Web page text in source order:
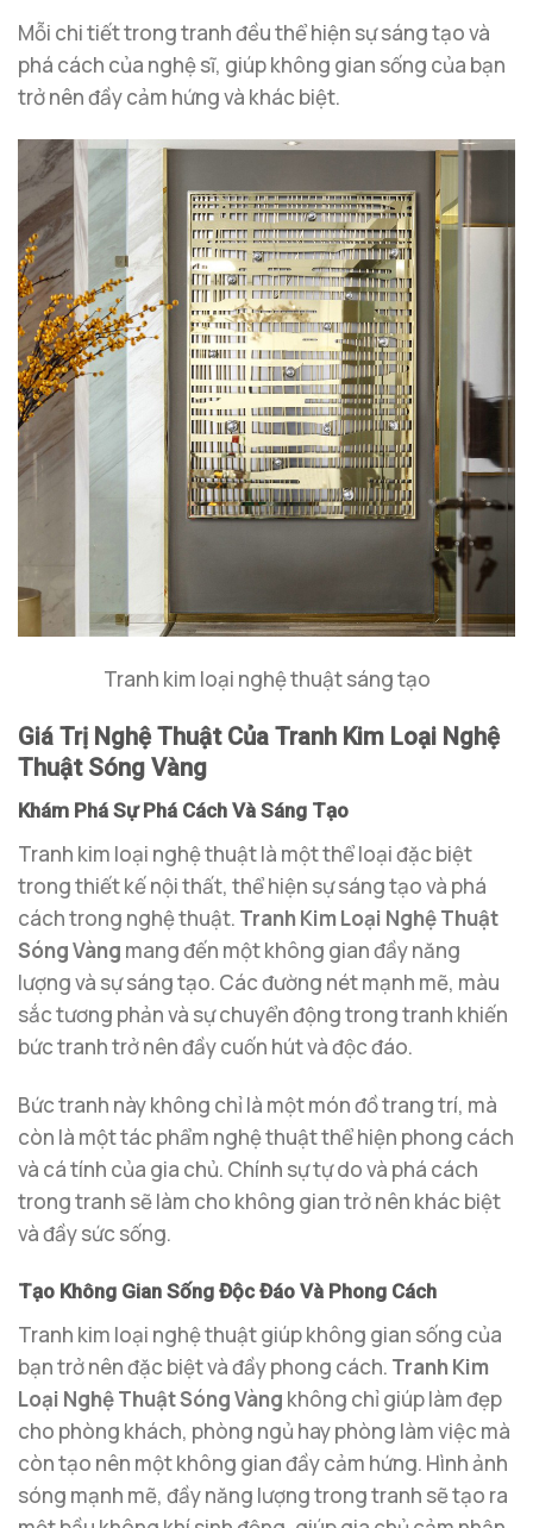
Mỗi chi tiết trong tranh đều thể hiện sự sáng tạo và
phá cách của nghệ sĩ, giúp không gian sống của bạn
trở nên đầy cảm hứng và khác biệt.
Tranh kim loại nghệ thuật sáng tạo
Giá Trị Nghệ Thuật Của Tranh Kim Loại Nghệ
Thuật Sóng Vàng
Khám Phá Sự Phá Cách Và Sáng Tạo
Tranh kim loại nghệ thuật là một thể loại đặc biệt
trong thiết kế nội thất, thể hiện sự sáng tạo và phá
cách trong nghệ thuật. Tranh Kim Loại Nghệ Thuật
Sóng Vàng mang đến một không gian đầy năng
lượng và sự sáng tạo. Các đường nét mạnh mẽ, màu
sắc tương phản và sự chuyển động trong tranh khiến
bức tranh trở nên đầy cuốn hút và độc đáo.
Bức tranh này không chỉ là một món đồ trang trí, mà
còn là một tác phẩm nghệ thuật thể hiện phong cách
và cá tính của gia chủ. Chính sự tự do và phá cách
trong tranh sẽ làm cho không gian trở nên khác biệt
và đầy sức sống.
Tạo Không Gian Sống Độc Đáo Và Phong Cách
Tranh kim loại nghệ thuật giúp không gian sống của
bạn trở nên đặc biệt và đầy phong cách. Tranh Kim
Loại Nghệ Thuật Sóng Vàng không chỉ giúp làm đẹp
cho phòng khách, phòng ngủ hay phòng làm việc mà
còn tạo nên một không gian đầy cảm hứng. Hình ảnh
sóng mạnh mẽ, đầy năng lượng trong tranh sẽ tạo ra